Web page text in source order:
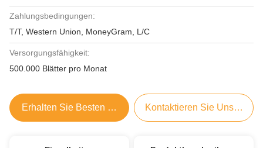
Zahlungsbedingungen:
T/T, Western Union, MoneyGram, L/C
Versorgungsfähigkeit:
500.000 Blätter pro Monat
Erhalten Sie Besten Preis Kontaktieren Sie Uns Jetzt